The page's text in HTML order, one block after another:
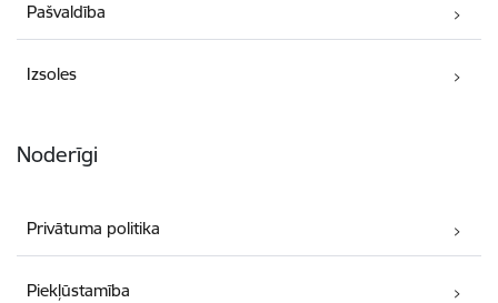
Pašvaldība
Izsoles
Noderīgi
Privātuma politika
Piekļūstamība